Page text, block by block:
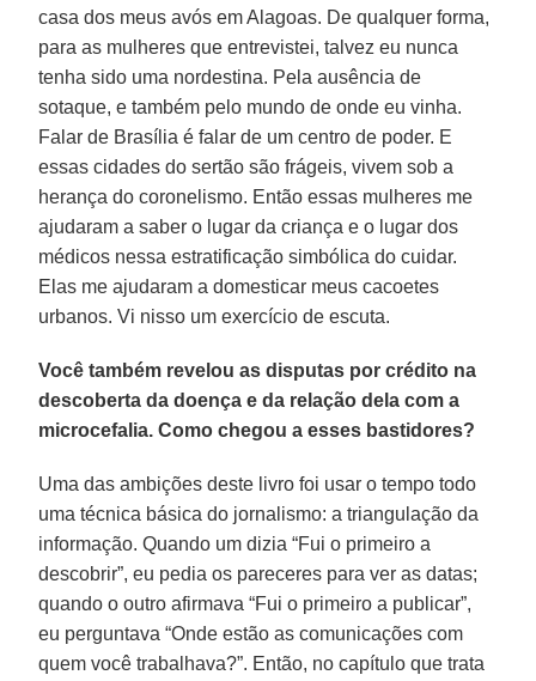
casa dos meus avós em Alagoas. De qualquer forma,
para as mulheres que entrevistei, talvez eu nunca
tenha sido uma nordestina. Pela ausência de
sotaque, e também pelo mundo de onde eu vinha.
Falar de Brasília é falar de um centro de poder. E
essas cidades do sertão são frágeis, vivem sob a
herança do coronelismo. Então essas mulheres me
ajudaram a saber o lugar da criança e o lugar dos
médicos nessa estratificação simbólica do cuidar.
Elas me ajudaram a domesticar meus cacoetes
urbanos. Vi nisso um exercício de escuta.
Você também revelou as disputas por crédito na
descoberta da doença e da relação dela com a
microcefalia. Como chegou a esses bastidores?
Uma das ambições deste livro foi usar o tempo todo
uma técnica básica do jornalismo: a triangulação da
informação. Quando um dizia “Fui o primeiro a
descobrir”, eu pedia os pareceres para ver as datas;
quando o outro afirmava “Fui o primeiro a publicar”,
eu perguntava “Onde estão as comunicações com
quem você trabalhava?”. Então, no capítulo que trata